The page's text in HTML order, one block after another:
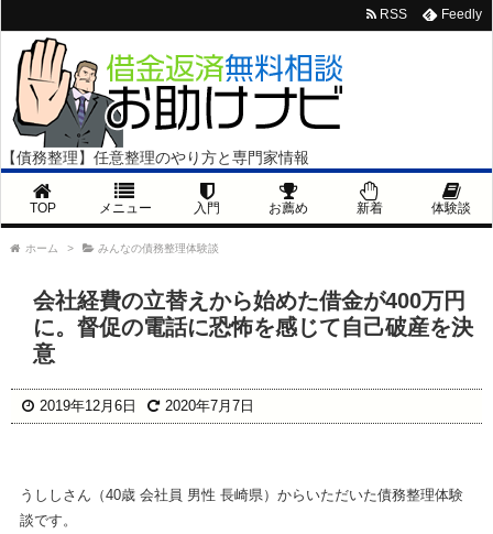
【債務整理】任意整理のやり方と専門家情報
TOP メニュー 入門 お薦め 新着 体験談
RSS Feedly
ホーム > みんなの債務整理体験談
会社経費の立替えから始めた借金が400万円
に。督促の電話に恐怖を感じて自己破産を決
意
2019年12月6日 2020年7月7日
うししさん（40歳 会社員 男性 長崎県）からいただいた債務整理体験
談です。